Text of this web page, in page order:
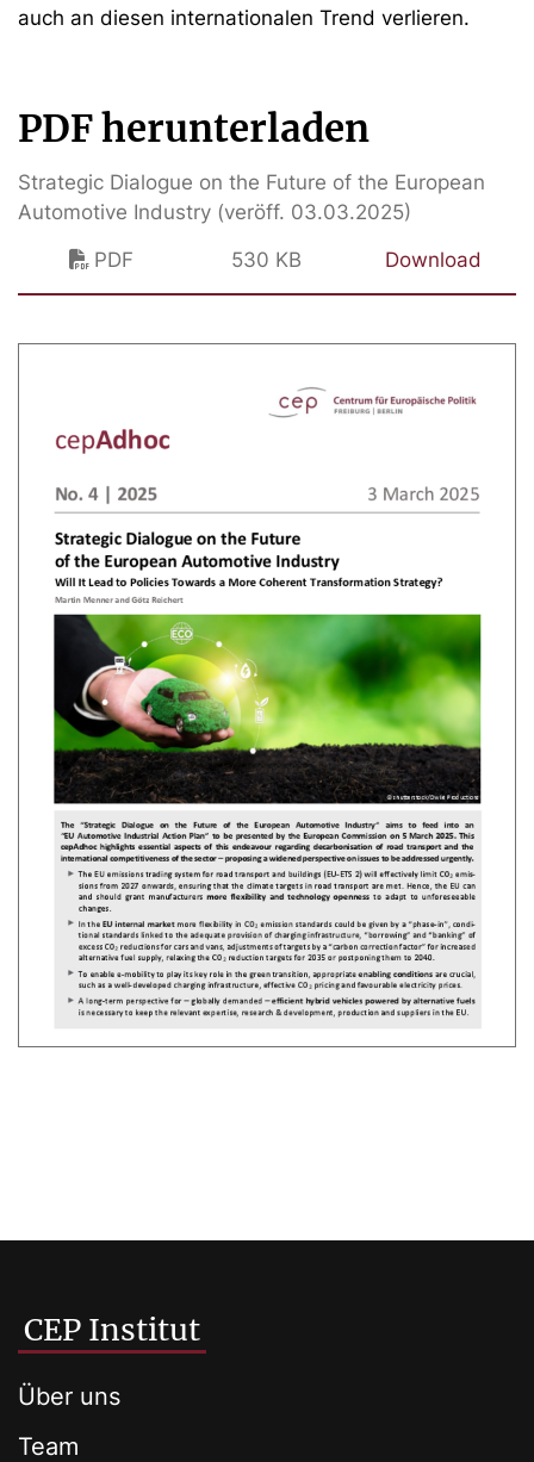
auch an diesen internationalen Trend verlieren.
PDF herunterladen
Strategic Dialogue on the Future of the European
Automotive Industry (veröff. 03.03.2025)
PDF
530 KB Download
CEP Institut
Über uns
Team